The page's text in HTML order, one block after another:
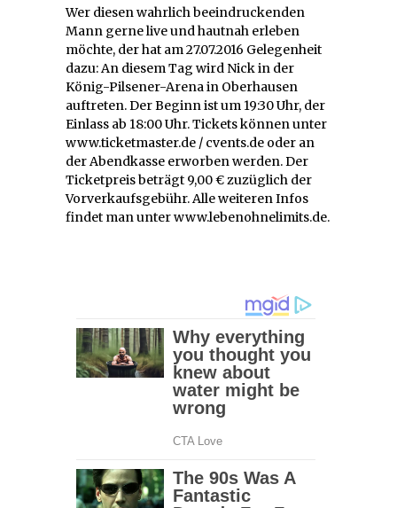
Wer diesen wahrlich beeindruckenden
Mann gerne live und hautnah erleben
möchte, der hat am 27.07.2016 Gelegenheit
dazu: An diesem Tag wird Nick in der
König-Pilsener-Arena in Oberhausen
auftreten. Der Beginn ist um 19:30 Uhr, der
Einlass ab 18:00 Uhr. Tickets können unter
www.ticketmaster.de / cvents.de oder an
der Abendkasse erworben werden. Der
Ticketpreis beträgt 9,00 € zuzüglich der
Vorverkaufsgebühr. Alle weiteren Infos
findet man unter www.lebenohnelimits.de.